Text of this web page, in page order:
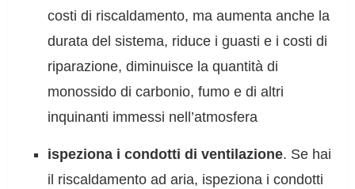
costi di riscaldamento, ma aumenta anche la
durata del sistema, riduce i guasti e i costi di
riparazione, diminuisce la quantità di
monossido di carbonio, fumo e di altri
inquinanti immessi nell’atmosfera
ispeziona i condotti di ventilazione. Se hai
il riscaldamento ad aria, ispeziona i condotti